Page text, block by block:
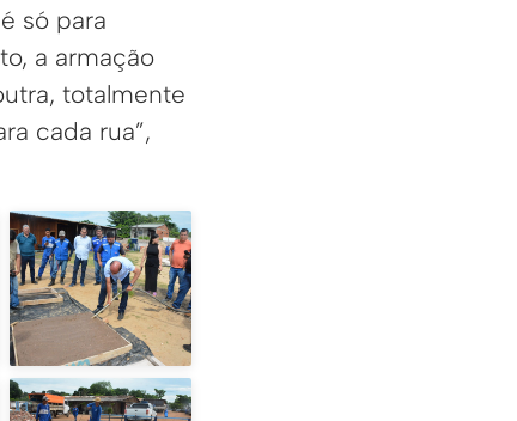
só para
a armação
totalmente
cada rua”,